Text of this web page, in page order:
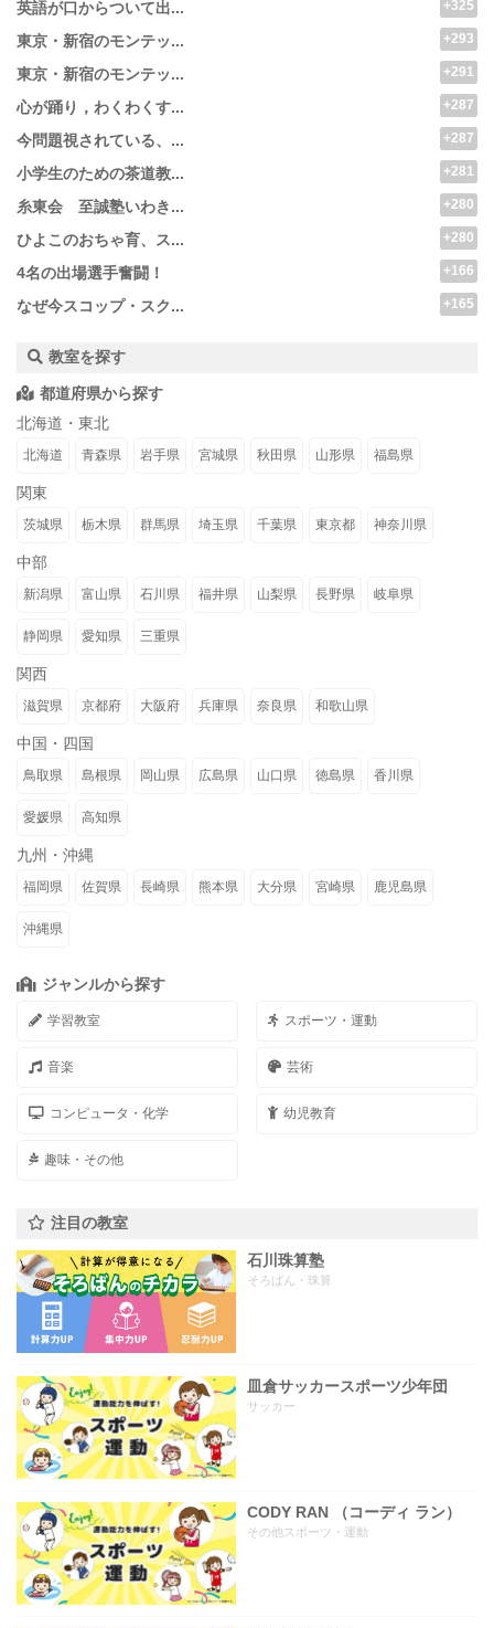
英語が口からついて出... +325
東京・新宿のモンテッ... +293
東京・新宿のモンテッ... +291
心が踊り，わくわくす... +287
今問題視されている、... +287
小学生のための茶道教... +281
糸東会 至誠塾いわき... +280
ひよこのおちゃ育、ス... +280
4名の出場選手奮闘！ +166
なぜ今スコップ・スク... +165
教室を探す
都道府県から探す
北海道・東北
北海道 青森県 岩手県 宮城県 秋田県 山形県 福島県
関東
茨城県 栃木県 群馬県 埼玉県 千葉県 東京都 神奈川県
中部
新潟県 富山県 石川県 福井県 山梨県 長野県 岐阜県
静岡県 愛知県 三重県
関西
滋賀県 京都府 大阪府 兵庫県 奈良県 和歌山県
中国・四国
鳥取県 島根県 岡山県 広島県 山口県 徳島県 香川県
愛媛県 高知県
九州・沖縄
福岡県 佐賀県 長崎県 熊本県 大分県 宮崎県 鹿児島県
沖縄県
ジャンルから探す
学習教室 スポーツ・運動
音楽 芸術
コンピュータ・化学 幼児教育
趣味・その他
注目の教室
石川珠算塾
そろばん・珠算
皿倉サッカースポーツ少年団
サッカー
CODY RAN （コーディ ラン）
その他スポーツ・運動